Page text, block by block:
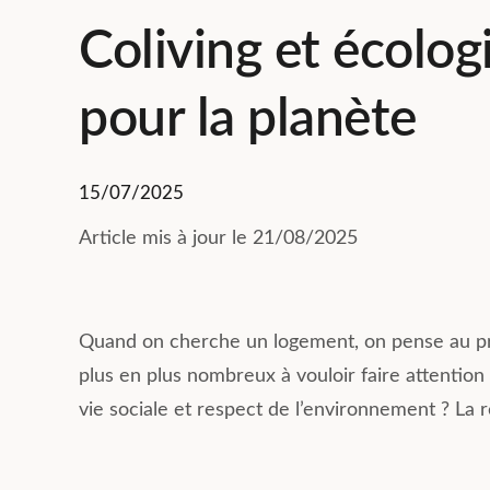
Coliving et
pour la planète
15/07/2025
Article mis à jour le 21/08/2025
Quand on cherche un logement, on pense au
plus en plus nombreux à vouloir faire attention
vie sociale et respect de l’environnement ? La
Basée sur 223 avis
spacieux. Les équipes,
notamment Mathilde et Sandrine,
sont accueillantes, réactives et
attentives aux besoins des
Lire la suite
J’avais besoin
rapidement à
commencer
sans
Lire la suite